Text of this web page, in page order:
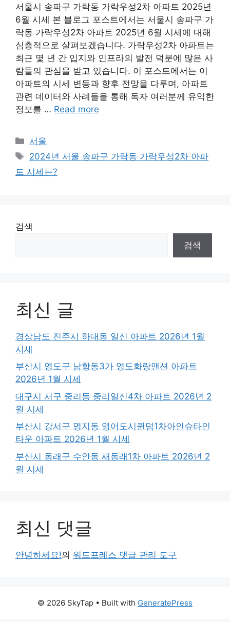
서울시 송파구 가락동 가락우성2차 아파트 2025년
6월 시세 본 블로그 포스트에서는 서울시 송파구 가
락동 가락우성2차 아파트 2025년 6월 시세에 대해
심층적으로 살펴보겠습니다. 가락우성2차 아파트는
최근 몇 년 간 입지와 인프라의 발전 덕분에 많은 사
람들의 관심을 받고 있습니다. 이 포스트에서는 이
아파트의 시세 변동과 향후 전망을 다루며, 아파트
관련 데이터와 사례들을 통해 독자 여러분께 유익한
정보를 … Read more
Categories
서울
Tags
2024년 서울 송파구 가락동 가락우성2차 아파
트 시세는?
검색
검색
최신 글
경상남도 진주시 하대동 일신 아파트 2026년 1월
시세
부산시 영도구 남항동3가 영도화랑맨션 아파트
2026년 1월 시세
대구시 서구 중리동 중리일신4차 아파트 2026년 2
월 시세
부산시 강서구 명지동 영어도시퀸덤1차아인슈타인
타운 아파트 2026년 1월 시세
부산시 동래구 수안동 새동래1차 아파트 2026년 2
월 시세
최신 댓글
안녕하세요!의 워드프레스 댓글 관리 도구
© 2026 SkyTap • Built with GeneratePress